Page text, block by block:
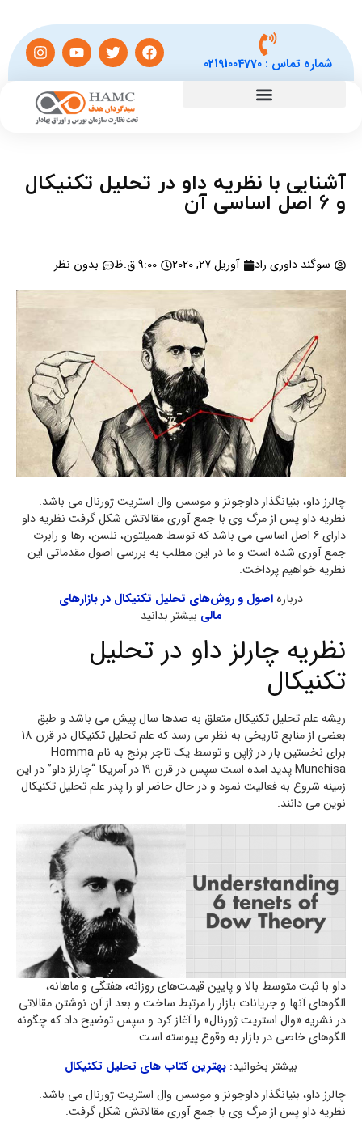
شماره تماس :02191004770
آشنایی با نظریه داو در تحلیل تکنیکال
و 6 اصل اساسی آن
سوگند داوری راد آوریل 27, 2020 9:00 ق.ظ بدون نظر
چالرز داو، بنیانگذار داوجونز و موسس وال استریت ژورنال می باشد.
نظریه داو پس از مرگ وی با جمع آوری مقالاتش شکل گرفت نظریه داو
دارای 6 اصل اساسی می باشد که توسط همیلتون، نلسن، رها و رابرت
جمع آوری شده است و ما در این مطلب به بررسی اصول مقدماتی این
نظریه خواهیم پرداخت.
دربارهاصول و روش‌های تحلیل تکنیکال در بازارهای
مالی بیشتر بدانید
نظریه چارلز داو در تحلیل
تکنیکال
ریشه علم تحلیل تکنیکال متعلق به صدها سال پیش می باشد و طبق
بعضی از منابع تاریخی به نظر می رسد که علم تحلیل تکنیکال در قرن 18
برای نخستین بار در ژاپن و توسط یک تاجر برنج به نام Homma
Munehisa پدید امده است سپس در قرن 19 در آمریکا “چارلز داو” در این
زمینه شروع به فعالیت نمود و در حال حاضر او را پدر علم تحلیل تکنیکال
نوین می دانند.
داو با ثبت متوسط بالا و پایین قیمت‌های روزانه، هفتگی و ماهانه،
الگوهای آنها و جریانات بازار را مرتبط ساخت و بعد از آن نوشتن مقالاتی
در نشریه «وال استریت ژورنال» را آغاز کرد و سپس توضیح داد که چگونه
الگوهای خاصی در بازار به وقوع پیوسته است.
بیشتر بخوانید: بهترین کتاب های تحلیل تکنیکال
چالرز داو، بنیانگذار داوجونز و موسس وال استریت ژورنال می باشد.
نظریه داو پس از مرگ وی با جمع آوری مقالاتش شکل گرفت.